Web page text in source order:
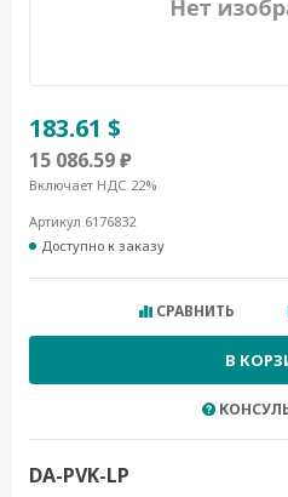
183.61 $
15 086.59 ₽
Включает НДС 22%
Артикул 6176832
Доступно к заказу
СРАВНИТЬ
В
DA-PVK-LP